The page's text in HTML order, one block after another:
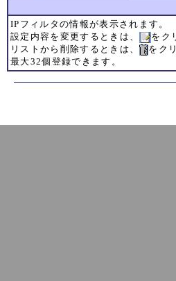
IPフィルタの情報が表示されます。
設定内容を変更するときは、
をク
リストから削除するときは、
をク
最大32個登録できます。